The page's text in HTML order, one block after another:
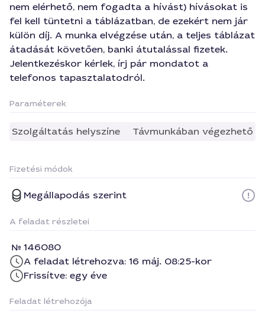
nem elérhető, nem fogadta a hívást) hívásokat is
fel kell tüntetni a táblázatban, de ezekért nem jár
külön díj. A munka elvégzése után, a teljes táblázat
átadását követően, banki átutalással fizetek.
Jelentkezéskor kérlek, írj pár mondatot a
telefonos tapasztalatodról.
Paraméterek
Szolgáltatás helyszíne Távmunkában végezhető
Fizetési módok
Megállapodás szerint
A feladat részletei
146080
A feladat létrehozva: 16 máj. 08:25-kor
Frissítve: egy éve
Feladat létrehozója